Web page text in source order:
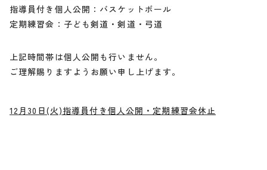
指導員付き個人公開：バスケットボール
定期練習会：子ども剣道・剣道・弓道
上記時間帯は個人公開も行いません。
ご理解賜りますようお願い申し上げます。
12月30日(火)指導員付き個人公開・定期練習会休止